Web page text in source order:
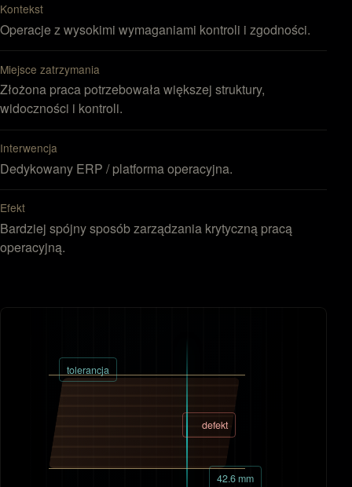
Kontekst
Operacje z wysokimi wymaganiami kontroli i zgodności.
Miejsce zatrzymania
Złożona praca potrzebowała większej struktury,
widoczności i kontroli.
Interwencja
Dedykowany ERP / platforma operacyjna.
Efekt
Bardziej spójny sposób zarządzania krytyczną pracą
operacyjną.
tolerancja
42.6 mm
defekt